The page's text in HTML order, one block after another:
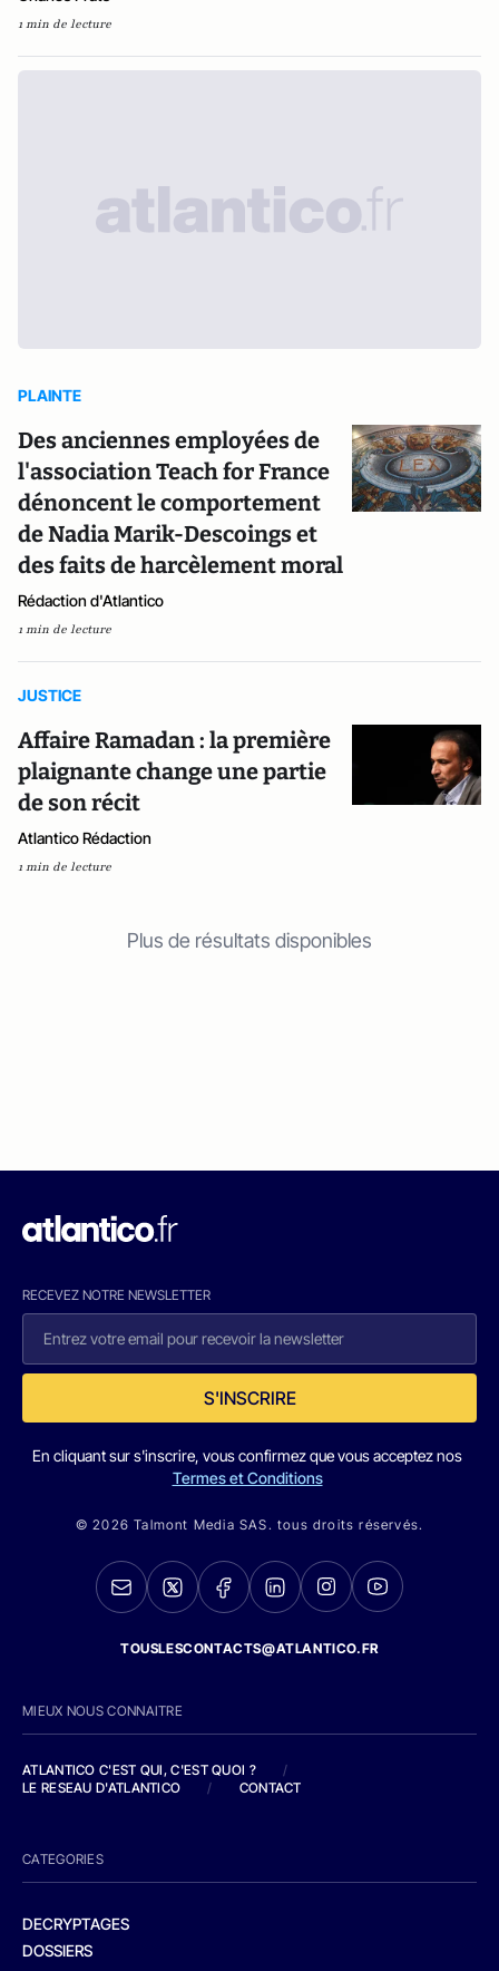
1 min de lecture
PLAINTE
Des anciennes employées de
l'association Teach for France
dénoncent le comportement
de Nadia Marik-Descoings et
des faits de harcèlement moral
Rédaction d'Atlantico
1 min de lecture
JUSTICE
Affaire Ramadan : la première
plaignante change une partie
de son récit
Atlantico Rédaction
1 min de lecture
Plus de résultats disponibles
RECEVEZ NOTRE NEWSLETTER
S'INSCRIRE
En cliquant sur s'inscrire, vous confirmez que vous acceptez nos
Termes et Conditions
© 2026 Talmont Media SAS. tous droits réservés.
TOUSLESCONTACTS@ATLANTICO.FR
MIEUX NOUS CONNAITRE
ATLANTICO C'EST QUI, C'EST QUOI ?
/
LE RESEAU D'ATLANTICO
/ CONTACT
CATEGORIES
DECRYPTAGES
DOSSIERS